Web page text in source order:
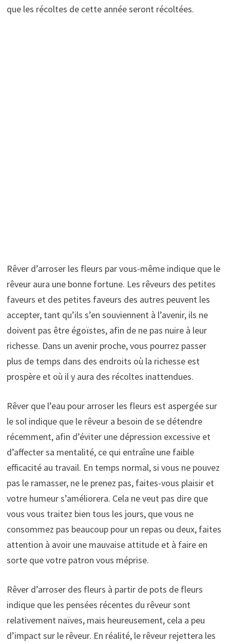
que les récoltes de cette année seront récoltées.
Rêver d’arroser les fleurs par vous-même indique que le
rêveur aura une bonne fortune. Les rêveurs des petites
faveurs et des petites faveurs des autres peuvent les
accepter, tant qu’ils s’en souviennent à l’avenir, ils ne
doivent pas être égoïstes, afin de ne pas nuire à leur
richesse. Dans un avenir proche, vous pourrez passer
plus de temps dans des endroits où la richesse est
prospère et où il y aura des récoltes inattendues.
Rêver que l’eau pour arroser les fleurs est aspergée sur
le sol indique que le rêveur a besoin de se détendre
récemment, afin d’éviter une dépression excessive et
d’affecter sa mentalité, ce qui entraîne une faible
efficacité au travail. En temps normal, si vous ne pouvez
pas le ramasser, ne le prenez pas, faites-vous plaisir et
votre humeur s’améliorera. Cela ne veut pas dire que
vous vous traitez bien tous les jours, que vous ne
consommez pas beaucoup pour un repas ou deux, faites
attention à avoir une mauvaise attitude et à faire en
sorte que votre patron vous méprise.
Rêver d’arroser des fleurs à partir de pots de fleurs
indique que les pensées récentes du rêveur sont
relativement naïves, mais heureusement, cela a peu
d’impact sur le rêveur. En réalité, le rêveur rejettera les